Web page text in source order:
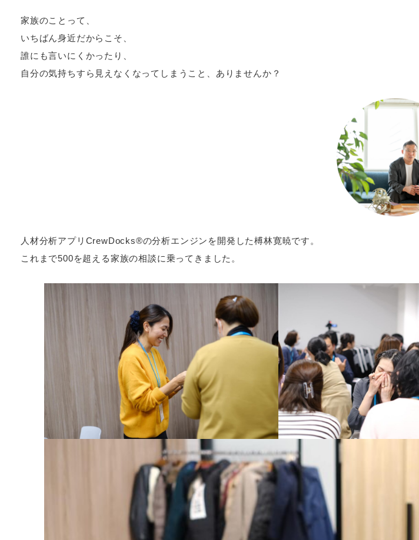
家族のことって、
いちばん身近だからこそ、
誰にも言いにくかったり、
自分の気持ちすら見えなくなってしまうこと、ありませんか？
人材分析アプリCrewDocks®︎の分析エンジンを開発した榑林寛暁です。
これまで500を超える家族の相談に乗ってきました。